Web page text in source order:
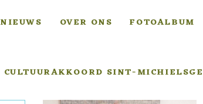
NIEUWS OVER ONS FOTOALBUM
CULTUURAKKOORD SINT-